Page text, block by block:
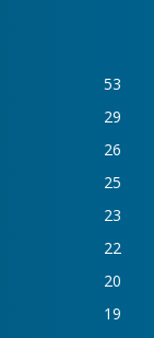
53
29
26
25
23
22
20
19